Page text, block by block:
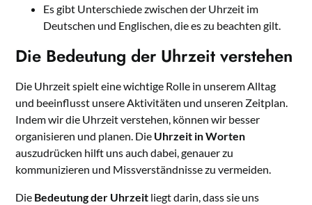
Es gibt Unterschiede zwischen der Uhrzeit im
Deutschen und Englischen, die es zu beachten gilt.
Die Bedeutung der Uhrzeit verstehen
Die Uhrzeit spielt eine wichtige Rolle in unserem Alltag
und beeinflusst unsere Aktivitäten und unseren Zeitplan.
Indem wir die Uhrzeit verstehen, können wir besser
organisieren und planen. Die Uhrzeit in Worten
auszudrücken hilft uns auch dabei, genauer zu
kommunizieren und Missverständnisse zu vermeiden.
Die Bedeutung der Uhrzeit liegt darin, dass sie uns